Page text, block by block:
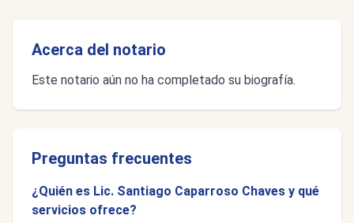
Acerca del notario
Este notario aún no ha completado su biografía.
Preguntas frecuentes
¿Quién es Lic. Santiago Caparroso Chaves y qué
servicios ofrece?